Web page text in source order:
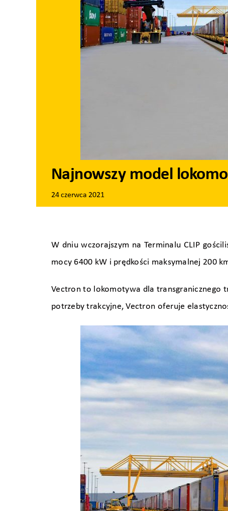
Najnowszy model
24 czerwca 2021
W dniu wczorajszym na Terminalu CLIP
mocy 6400 kW i prędkości maksymalnej 200
Vectron to lokomotywa dla transgranicznego
potrzeby trakcyjne, Vectron oferuje